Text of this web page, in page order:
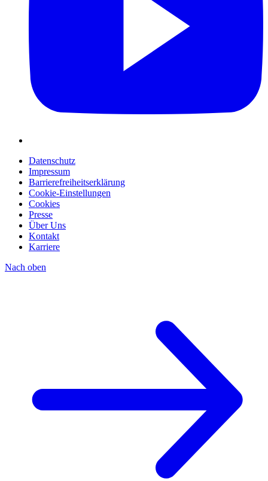
Datenschutz
Impressum
Barrierefreiheitserklärung
Cookie-Einstellungen
Cookies
Presse
Über Uns
Kontakt
Karriere
Nach oben